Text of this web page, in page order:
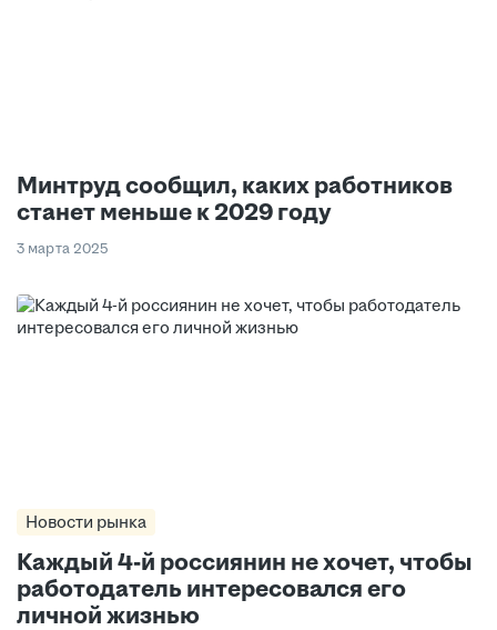
Минтруд сообщил, каких работников
станет меньше к 2029 году
3 марта 2025
Новости рынка
Каждый 4-й россиянин не хочет, чтобы
работодатель интересовался его
личной жизнью